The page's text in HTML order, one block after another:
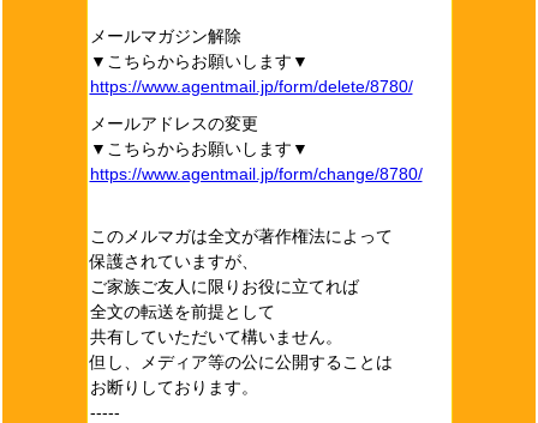
メールマガジン解除
▼こちらからお願いします▼
https://www.agentmail.jp/form/delete/8780/
メールアドレスの変更
▼こちらからお願いします▼
https://www.agentmail.jp/form/change/8780/
このメルマガは全文が著作権法によって
保護されていますが、
ご家族ご友人に限りお役に立てれば
全文の転送を前提として
共有していただいて構いません。
但し、メディア等の公に公開することは
お断りしております。
-----